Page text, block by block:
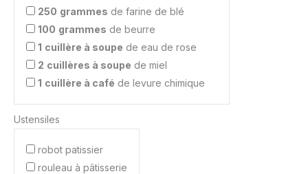
250 grammes de farine de blé
100 grammes de beurre
1 cuillère à soupe de eau de rose
2 cuillères à soupe de miel
1 cuillère à café de levure chimique
Ustensiles
robot patissier
rouleau à pâtisserie